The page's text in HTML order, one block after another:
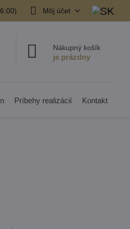
Môj účet
Nákupný košík
Príbehy realizácií Kontakt